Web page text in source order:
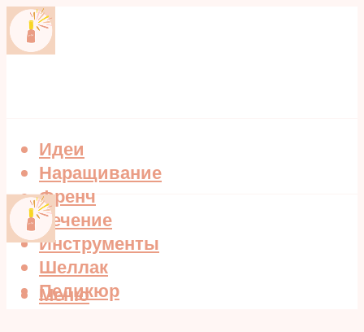
Идеи
Наращивание
Френч
Лечение
Инструменты
Шеллак
Педикюр
Меню